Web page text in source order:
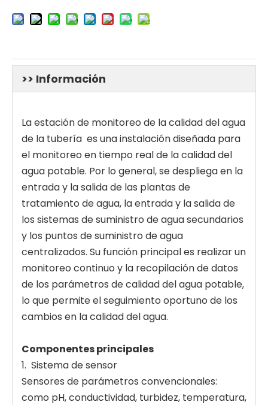
>> Información
La estación de monitoreo de la calidad del agua
de la tubería es una instalación diseñada para
el monitoreo en tiempo real de la calidad del
agua potable. Por lo general, se despliega en la
entrada y la salida de las plantas de
tratamiento de agua, la entrada y la salida de
los sistemas de suministro de agua secundarios
y los puntos de suministro de agua
centralizados. Su función principal es realizar un
monitoreo continuo y la recopilación de datos
de los parámetros de calidad del agua potable,
lo que permite el seguimiento oportuno de los
cambios en la calidad del agua.
Componentes principales
1. Sistema de sensor
Sensores de parámetros convencionales:
como pH, conductividad, turbidez, temperatura,